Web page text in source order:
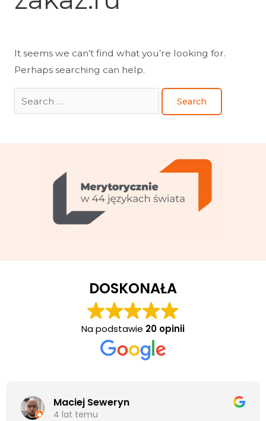
It seems we can’t find what you’re looking for.
Perhaps searching can help.
DOSKONAŁA
Na podstawie 20 opinii
Maciej Seweryn
4 lat temu